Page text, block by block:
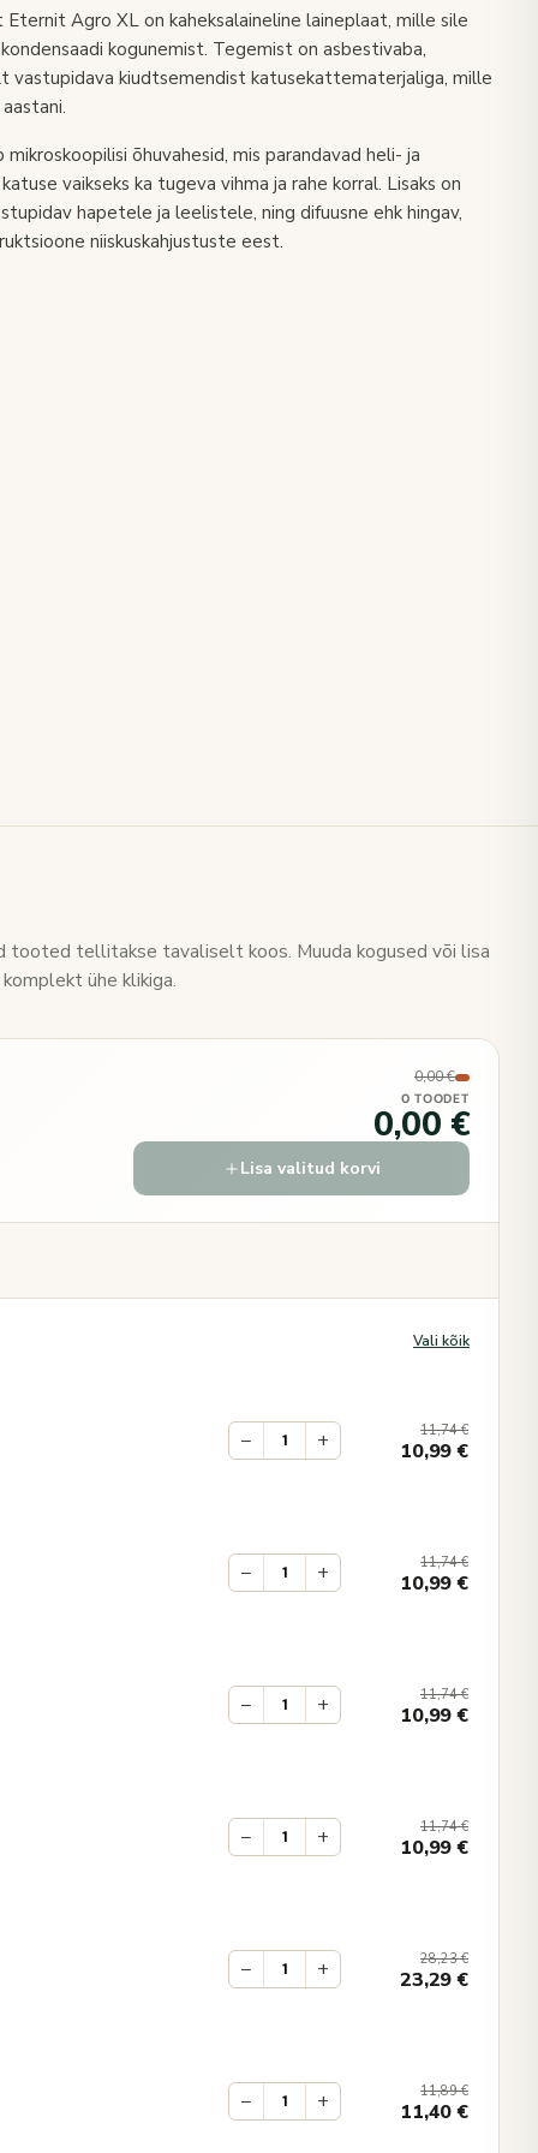
Agro XL on kaheksalaineline laineplaat, mille sile
kogunemist. Tegemist on asbestivaba,
vastupidava kiudtsemendist katusekattematerjaliga, mille
õhuvahesid, mis parandavad heli- ja
vaikseks ka tugeva vihma ja rahe korral. Lisaks on
hapetele ja leelistele, ning difuusne ehk hingav,
niiskuskahjustuste eest.
tooted tellitakse tavaliselt koos. Muuda kogused või lisa
ühe klikiga.
0,00 €
0 TOODET
0,00 €
Lisa valitud korvi
Vali kõik
− + 11,74€
10,99€
− + 11,74€
10,99€
− + 11,74€
10,99€
− + 11,74€
10,99€
− + 28,23€
23,29€
− + 11,89€
11,40€